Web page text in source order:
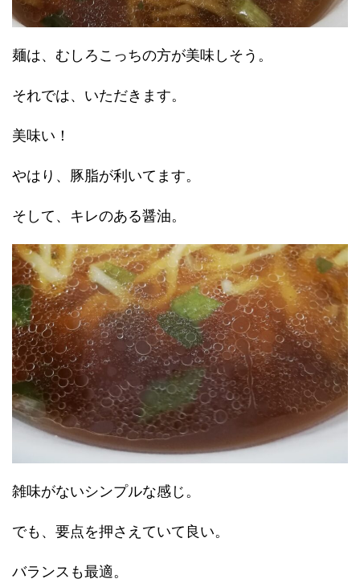
麺は、むしろこっちの方が美味しそう。
それでは、いただきます。
美味い！
やはり、豚脂が利いてます。
そして、キレのある醤油。
雑味がないシンプルな感じ。
でも、要点を押さえていて良い。
バランスも最適。